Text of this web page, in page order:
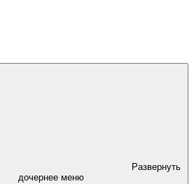
Развернуть
дочернее меню